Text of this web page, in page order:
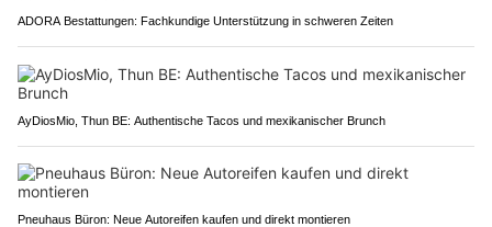
ADORA Bestattungen: Fachkundige Unterstützung in schweren Zeiten
AyDiosMio, Thun BE: Authentische Tacos und mexikanischer Brunch
Pneuhaus Büron: Neue Autoreifen kaufen und direkt montieren